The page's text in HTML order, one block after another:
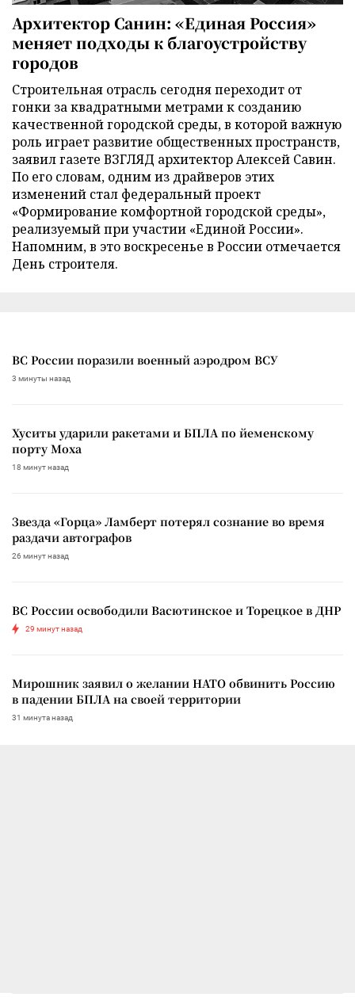
Архитектор Санин: «Единая Россия»
меняет подходы к благоустройству
городов
Строительная отрасль сегодня переходит от
гонки за квадратными метрами к созданию
качественной городской среды, в которой важную
роль играет развитие общественных пространств,
заявил газете ВЗГЛЯД архитектор Алексей Савин.
По его словам, одним из драйверов этих
изменений стал федеральный проект
«Формирование комфортной городской среды»,
реализуемый при участии «Единой России».
Напомним, в это воскресенье в России отмечается
День строителя.
ВС России поразили военный аэродром ВСУ
3 минуты назад
Хуситы ударили ракетами и БПЛА по йеменскому
порту Моха
18 минут назад
Звезда «Горца» Ламберт потерял сознание во время
раздачи автографов
26 минут назад
ВС России освободили Васютинское и Торецкое в ДНР
29 минут назад
Мирошник заявил о желании НАТО обвинить Россию
в падении БПЛА на своей территории
31 минута назад